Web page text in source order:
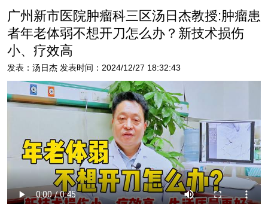
广州新市医院肿瘤科三区汤日杰教授:肿瘤患
者年老体弱不想开刀怎么办？新技术损伤
小、疗效高
发表：汤日杰 发表时间：2024/12/27 18:32:43